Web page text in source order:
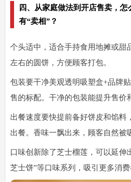
四、从家庭做法到开店售卖，怎
有“卖相”？
个头适中，适合手持食用地摊或甜
左右的圆饼，方便顾客打包。
包装要干净美观透明吸塑盒+品牌
售的标配。干净的包装能提升售价
出餐速度要快提前备好饼皮和馅料
出餐。香味一飘出来，顾客自然被
口味创新除了芝士榴莲，可以延伸
芝士饼”等口味系列，吸引更多消费